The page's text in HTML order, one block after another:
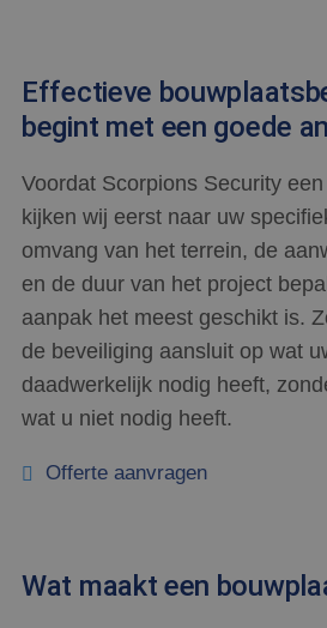
Effectieve
begint met een goede
Voordat Scorpions Security
kijken wij eerst naar uw
omvang van het terrein, de
en de duur van het project
aanpak het meest geschikt is.
de beveiliging aansluit op wat
daadwerkelijk nodig heeft,
wat u niet nodig heeft.
Offerte aanvragen
Wat maakt een